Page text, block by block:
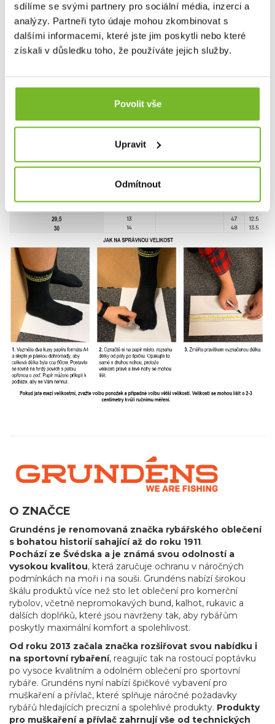
sdílíme se svými partnery pro sociální média, inzerci a
analýzy. Partneři tyto údaje mohou zkombinovat s
dalšími informacemi, které jste jim poskytli nebo které
získali v důsledku toho, že používáte jejich služby.
Povolit vše
Upravit
Odmítnout
Výrazný vzorek, který podporuje protiskluzové vlastnosti
O ZNAČCE
Grundéns je renomovaná značka rybářského oblečení
s bohatou historií sahající až do roku 1911.
Pochází ze Švédska a je známá svou odolností a
vysokou kvalitou, která zaručuje ochranu v náročných
podmínkách na moři i na souši. Grundéns nabízí širokou
škálu produktů více než sto let oblečení pro komerční
rybolov, včetně nepromokavých bund, kalhot, rukavic a
dalších doplňků, které jsou navrženy tak, aby rybářům
poskytly maximální komfort a spolehlivost.
Od roku 2013 začala značka rozšiřovat svou nabídku i
na sportovní rybaření, reagujíc tak na rostoucí poptávku
po vysoce kvalitním a odolném oblečení pro sportovní
rybáře. Grundéns nyní nabízí špičkové vybavení pro
muškaření a přívlač, které splňuje náročné požadavky
rybářů hledajících precizní a spolehlivé produkty. Produkty
pro muškaření a přívlač zahrnují vše od technických